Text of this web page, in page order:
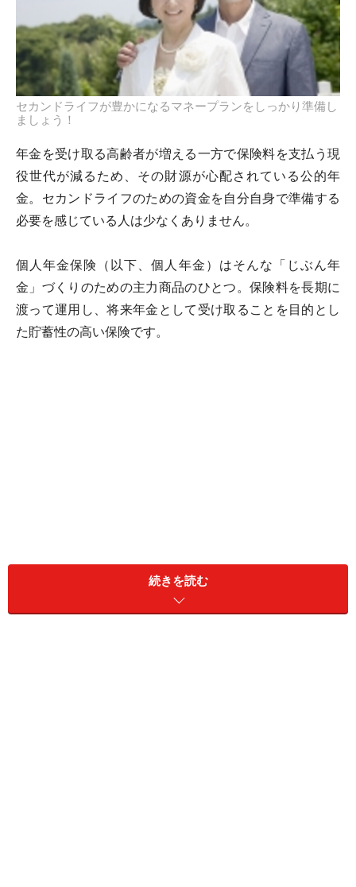
セカンドライフが豊かになるマネープランをしっかり準備し
ましょう！
年金を受け取る高齢者が増える一方で保険料を支払う現
役世代が減るため、その財源が心配されている公的年
金。セカンドライフのための資金を自分自身で準備する
必要を感じている人は少なくありません。
個人年金保険（以下、個人年金）はそんな「じぶん年
金」づくりのための主力商品のひとつ。保険料を長期に
渡って運用し、将来年金として受け取ることを目的とし
た貯蓄性の高い保険です。
外貨建て個人年金は利回りの高さが人気
続きを読む